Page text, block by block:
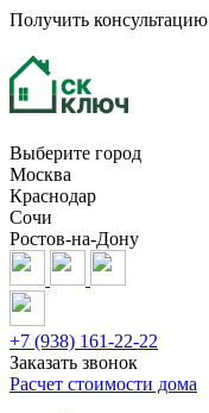
Получить консультацию
Выберите город
Москва
Краснодар
Сочи
Ростов-на-Дону
+7 (938) 161-22-22
Заказать звонок
Расчет стоимости дома